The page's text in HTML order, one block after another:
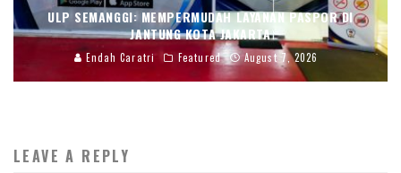
ULP SEMANGGI: MEMPERMUDAH LAYANAN PASPOR DI
JANTUNG KOTA JAKARTA
Endah Caratri Featured August 7, 2026
LEAVE A REPLY